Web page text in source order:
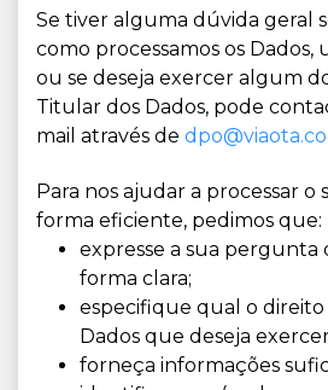
Se tiver alguma dúvida geral
como processamos os Dados,
ou se deseja exercer algum
Titular dos Dados, pode
mail através de
Para nos ajudar a processar o
forma eficiente, pedimos que:
expresse a sua pergunta
forma clara;
especifique qual o
Dados que deseja
forneça informações